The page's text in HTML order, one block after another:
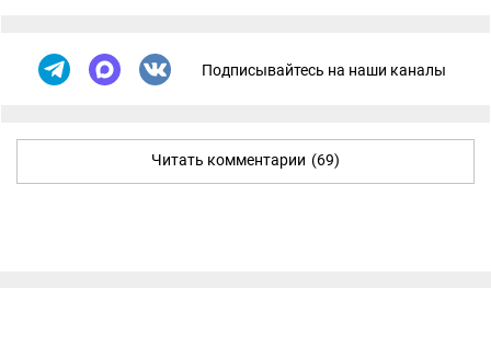
Подписывайтесь на наши каналы
Читать комментарии (69)